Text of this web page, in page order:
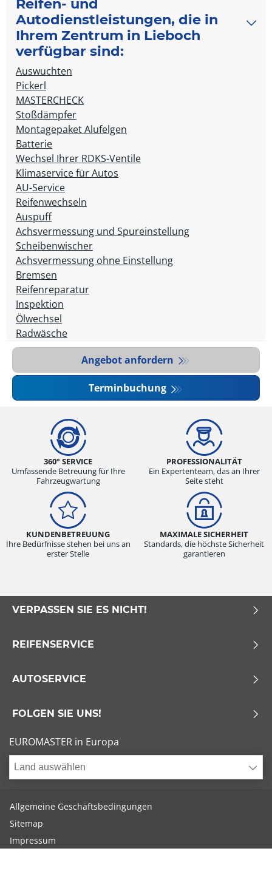
Reifen- und
Autodienstleistungen, die in
Ihrem Zentrum in Lieboch
verfügbar sind:
Auswuchten
Pickerl
MASTERCHECK
Stoßdämpfer
Montagepaket Alufelgen
Batterie
Wechsel Ihrer RDKS-Ventile
Klimaservice für Autos
AU-Service
Reifenwechseln
Auspuff
Achsvermessung und Spureinstellung
Scheibenwischer
Achsvermessung ohne Einstellung
Bremsen
Reifenreparatur
Inspektion
Ölwechsel
Radwäsche
Angebot anfordern
Terminbuchung
360° SERVICE
Umfassende Betreuung für Ihre
Fahrzeugwartung
PROFESSIONALITÄT
Ein Expertenteam, das an Ihrer
Seite steht
KUNDENBETREUUNG
Ihre Bedürfnisse stehen bei uns an
erster Stelle
MAXIMALE SICHERHEIT
Standards, die höchste Sicherheit
garantieren
VERPASSEN SIE ES NICHT!
REIFENSERVICE
AUTOSERVICE
FOLGEN SIE UNS!
EUROMASTER in Europa
Land auswählen
Allgemeine Geschäftsbedingungen
Sitemap
Impressum